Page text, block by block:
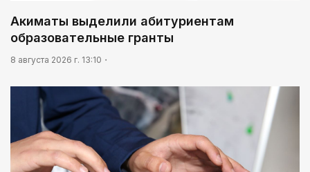
Мой Абай
Акиматы выделили абитуриентам
образовательные гранты
8 августа 2026 г. 13:10